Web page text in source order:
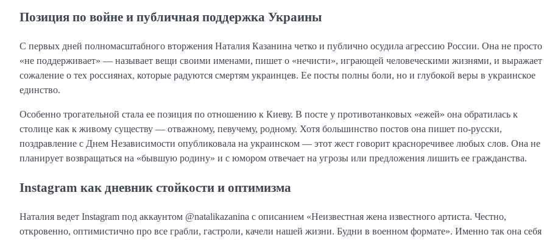
Позиция по войне и публичная поддержка Украины
С первых дней полномасштабного вторжения Наталия Казанина четко и публично осудила агрессию России. Она не просто
«не поддерживает» — называет вещи своими именами, пишет о «нечисти», играющей человеческими жизнями, и выражает
сожаление о тех россиянах, которые радуются смертям украинцев. Ее посты полны боли, но и глубокой веры в украинское
единство.
Особенно трогательной стала ее позиция по отношению к Киеву. В посте у противотанковых «ежей» она обратилась к
столице как к живому существу — отважному, певучему, родному. Хотя большинство постов она пишет по-русски,
поздравление с Днем Независимости опубликовала на украинском — этот жест говорит красноречивее любых слов. Она не
планирует возвращаться на «бывшую родину» и с юмором отвечает на угрозы или предложения лишить ее гражданства.
Instagram как дневник стойкости и оптимизма
Наталия ведет Instagram под аккаунтом @natalikazanina с описанием «Неизвестная жена известного артиста. Честно,
откровенно, оптимистично про все грабли, гастроли, качели нашей жизни. Будни в военном формате». Именно так она себя